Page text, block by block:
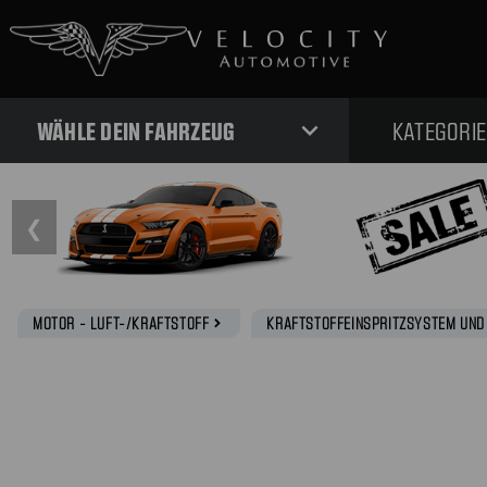
WÄHLE DEIN FAHRZEUG expand_more
❮
MOTOR - LUFT-/KRAFTSTOFF navigate_next KRAFTSTOFFEINSPRITZSYSTEM UND